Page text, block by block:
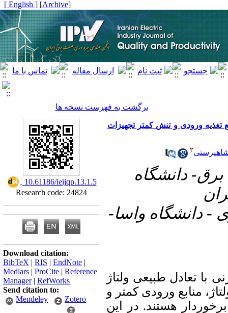
[
Archive
]
[ English ]
برگشت به فهرست نسخه ها
منبع تغذیه ورودی و تنش کمتر تجهیزات
۲
دانشگاه
- دانشگاه واسا-
با تعادل طبیعی ولتاژ
منابع ورودی کمتر و
هستند. در این
‎ 10.61186/ieijqp.13.1.5
Research code: 24824
Download citation:
BibTeX | RIS | EndNote |
Medlars | ProCite | Reference
Manager| RefWorks
Send citation to:
Mendeley
Zotero